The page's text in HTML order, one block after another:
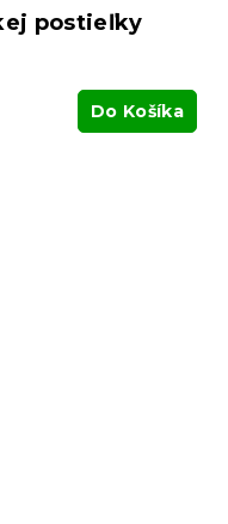
postieľky
Do Košíka